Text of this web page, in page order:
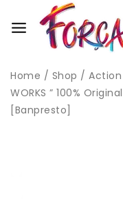
Home / Shop / Action
WORKS ” 100%
[Banpresto]